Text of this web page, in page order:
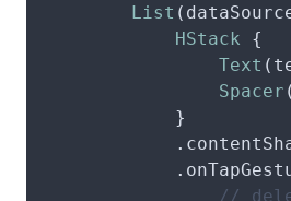
List
HStack {
Text
Spacer
            }
//